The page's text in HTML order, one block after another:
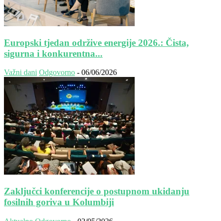
Europski tjedan održive energije 2026.: Čista,
sigurna i konkurentna...
Važni dani Odgovorno - 06/06/2026
Zaključci konferencije o postupnom ukidanju
fosilnih goriva u Kolumbiji